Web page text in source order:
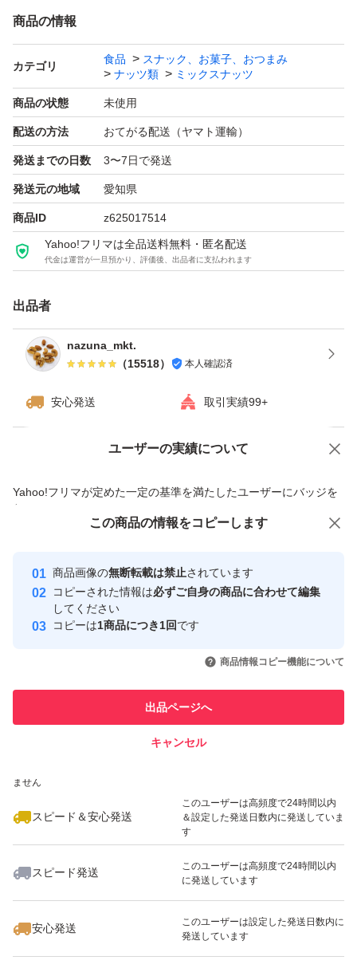
《コメント》
塩付きのカシューナッツです。
塩味が抜群に美味しい！！
そのままお酒のおつまみに!！
健康的なおやつです。
★全てご注文いただいてから袋詰いたしますので、新鮮な
ナッツをお届けいたします^ - ^
★ドライフルーツとナッツのミックスは発送日の袋詰めで
もナッツがしけてしまう可能性がございます。ご理解・ご
了承下さい
商品の情報
カテゴリ
食品
スナック、お菓子、おつまみ
ナッツ類
ミックスナッツ
商品の状態 未使用
配送の方法 おてがる配送（ヤマト運輸）
発送までの日数 3〜7日で発送
発送元の地域 愛知県
商品ID z625017514
Yahoo!フリマは全品送料無料・匿名配送
代金は運営が一旦預かり、評価後、出品者に支払われます
出品者
nazuna_mkt.
（15518） 本人確認済
安心発送 取引実績99+
ユーザーの実績について
Yahoo!フリマが定めた一定の基準を満たしたユーザーにバッジを
付与しています
安心取引出品者
心・安全なユーザーです
取引実績
引を完了させた実績があります
での取引実績があります
ません
スピード＆安心発送
このユーザーは高頻度で24時間以内
＆設定した発送日数内に発送していま
す
スピード発送
このユーザーは高頻度で24時間以内
に発送しています
安心発送
このユーザーは設定した発送日数内に
発送しています
価格の相談 商品への質問
この商品の情報をコピーします
商品画像の無断転載は禁止されています
コピーされた情報は必ずご自身の商品に合わせて編集
してください
コピーは1商品につき1回です
商品情報コピー機能について
出品ページへ
キャンセル
この商品をみている人にオススメ
いいね！
1,780